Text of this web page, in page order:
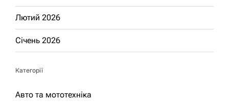
Лютий 2026
Січень 2026
Категорії
Авто та мототехніка